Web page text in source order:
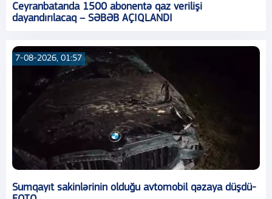
Ceyranbatanda 1500 abonentə qaz verilişi
dayandırılacaq – SƏBƏB AÇIQLANDI
7-08-2026, 01:57
Sumqayıt sakinlərinin olduğu avtomobil qəzaya düşdü-